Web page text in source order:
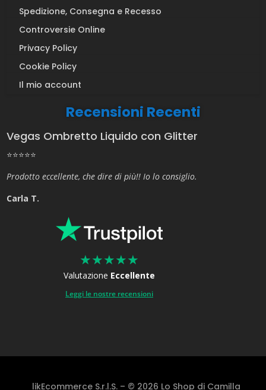
Spedizione, Consegna e Recesso
Controversie Online
Privacy Policy
Cookie Policy
Il mio account
Recensioni Recenti
Vegas Ombretto Liquido con Glitter
⭐⭐⭐⭐⭐
Prodotto eccellente, che dire di più!! Io lo consiglio.
Carla T.
★★★★★
Valutazione Eccellente
Leggi le nostre recensioni
likEcommerce S.r.l.S. – © 2026 Lo Shop di Camilla